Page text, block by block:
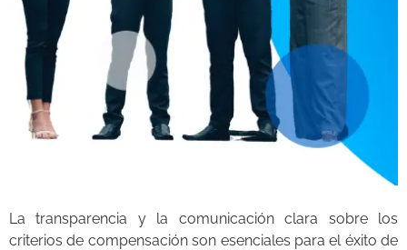
La transparencia y la comunicación clara sobre los
criterios de compensación son esenciales para el éxito de